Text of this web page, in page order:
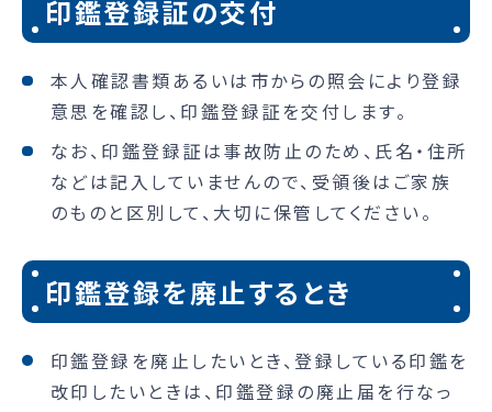
印鑑登録証の交付
本人確認書類あるいは市からの照会により登録
意思を確認し、印鑑登録証を交付します。
なお、印鑑登録証は事故防止のため、氏名・住所
などは記入していませんので、受領後はご家族
のものと区別して、大切に保管してください。
印鑑登録を廃止するとき
印鑑登録を廃止したいとき、登録している印鑑を
改印したいときは、印鑑登録の廃止届を行なっ